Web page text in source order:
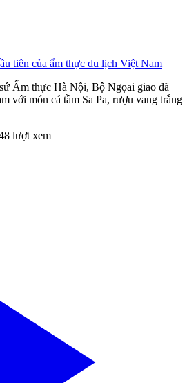
tiên của ẩm thực du lịch Việt Nam
Ẩm thực Hà Nội, Bộ Ngọai giao đã
với món cá tầm Sa Pa, rượu vang trắng
lượt xem